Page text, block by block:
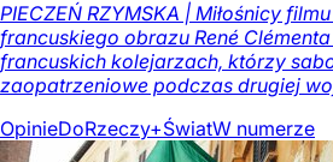
PIECZEŃ RZYMSKA | Miłośnicy
francuskiego obrazu René
francuskich kolejarzach, którzy
zaopatrzeniowe podczas drugiej
OpinieDoRzeczy+ŚwiatW numerze